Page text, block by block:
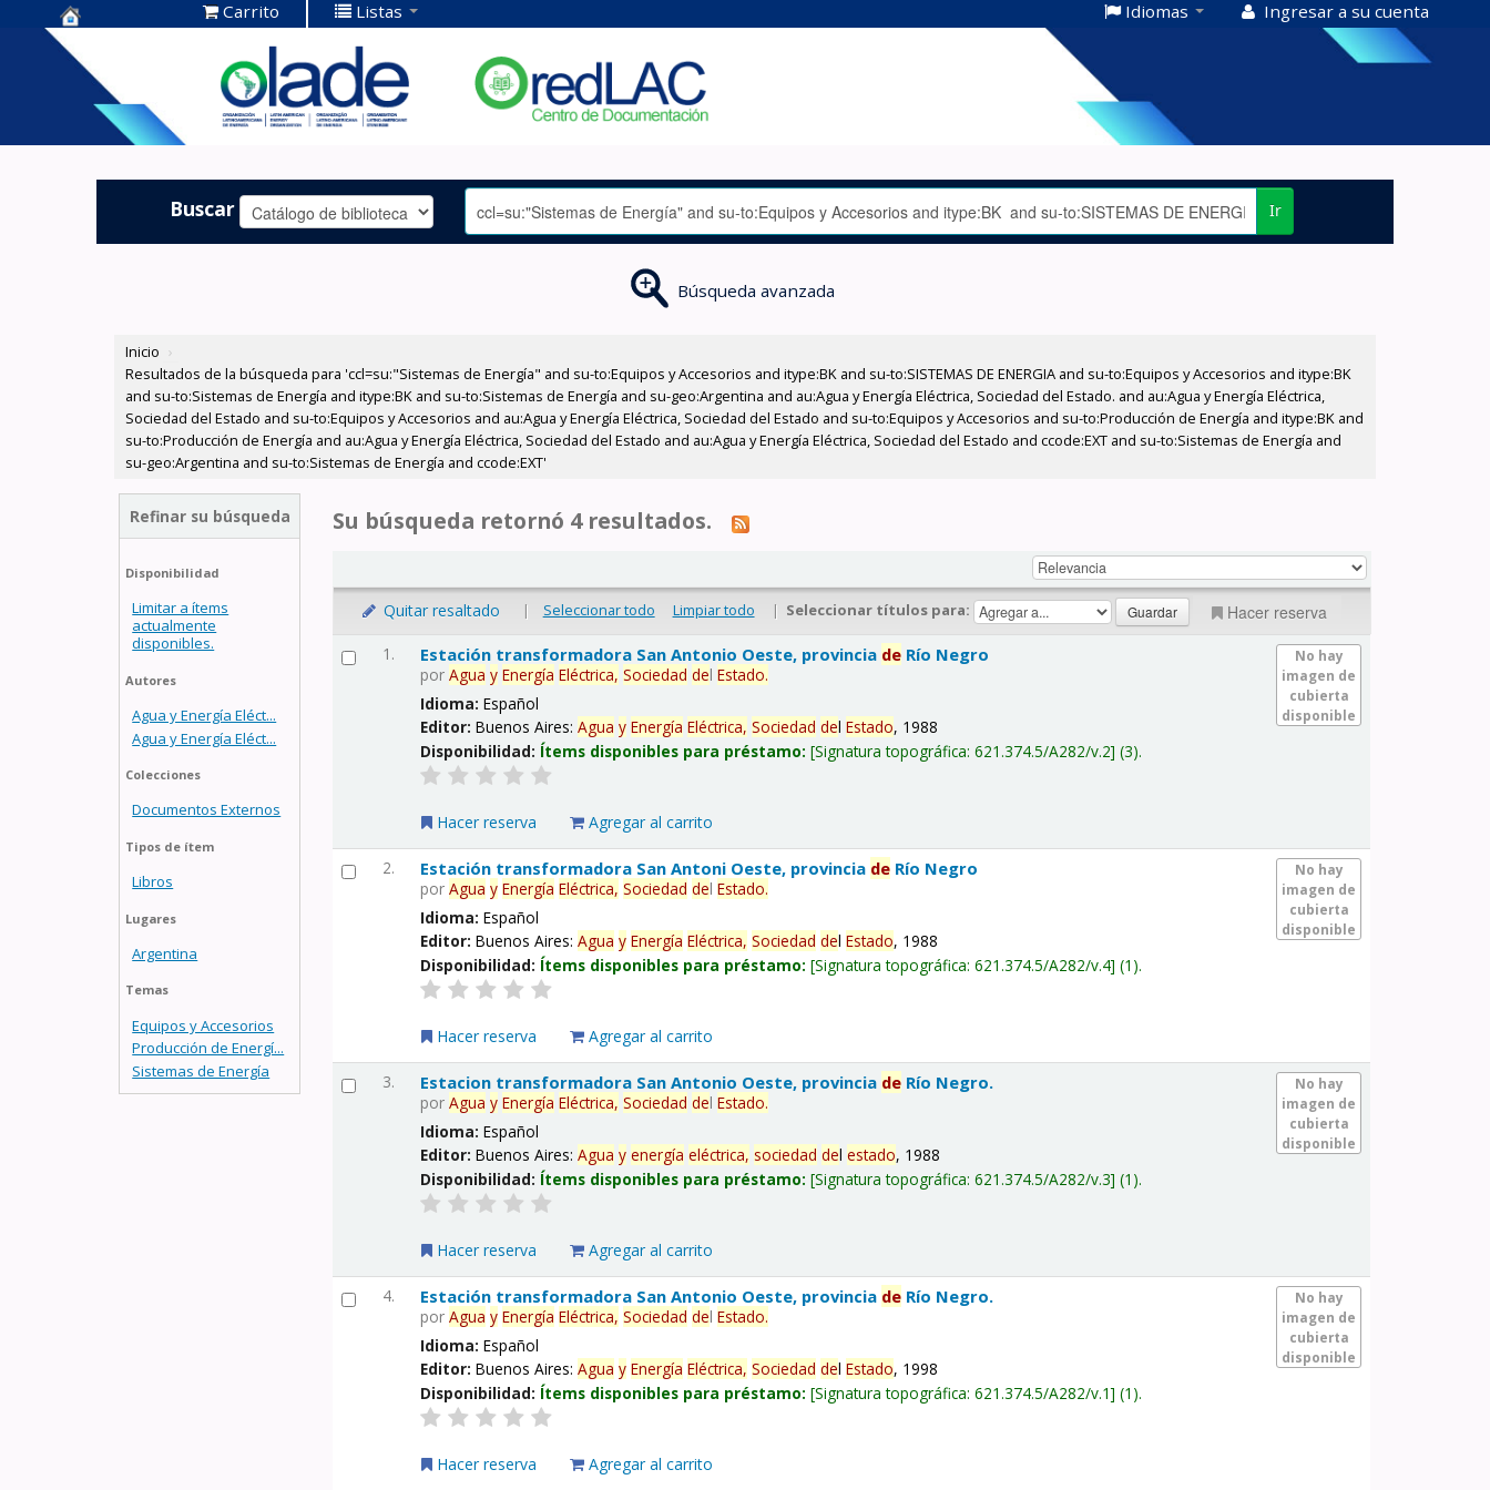
Centro de
Documentación
OLADE -
Carrito Listas Idiomas Ingresar a su cuenta
Buscar Ir
Búsqueda avanzada
Inicio ›
Resultados de la búsqueda para 'ccl=su:"Sistemas de Energía" and su-to:Equipos y Accesorios and itype:BK and su-to:SISTEMAS DE ENERGIA and su-to:Equipos y Accesorios and itype:BK
and su-to:Sistemas de Energía and itype:BK and su-to:Sistemas de Energía and su-geo:Argentina and au:Agua y Energía Eléctrica, Sociedad del Estado. and au:Agua y Energía Eléctrica,
Sociedad del Estado and su-to:Equipos y Accesorios and au:Agua y Energía Eléctrica, Sociedad del Estado and su-to:Equipos y Accesorios and su-to:Producción de Energía and itype:BK and
su-to:Producción de Energía and au:Agua y Energía Eléctrica, Sociedad del Estado and au:Agua y Energía Eléctrica, Sociedad del Estado and ccode:EXT and su-to:Sistemas de Energía and
su-geo:Argentina and su-to:Sistemas de Energía and ccode:EXT'
Refinar su búsqueda
Disponibilidad
Limitar a ítems
actualmente
disponibles.
Autores
Agua y Energía Eléct...
Agua y Energía Eléct...
Colecciones
Documentos Externos
Tipos de ítem
Libros
Lugares
Argentina
Temas
Equipos y Accesorios
Producción de Energí...
Sistemas de Energía
Su búsqueda retornó 4 resultados.
Quitar resaltado | Seleccionar todo Limpiar todo | Seleccionar títulos para: Hacer reserva
1.
No hay
imagen de
cubierta
disponible
Estación transformadora San Antonio Oeste, provincia de Río Negro
porAgua y Energía Eléctrica, Sociedad delEstado.
Idioma:Español
Editor:Buenos Aires:Agua y Energía Eléctrica, Sociedad delEstado, 1988
Disponibilidad: Ítems disponibles para préstamo: Signatura topográfica:621.374.5/A282/v.2 (3).
Hacer reserva Agregar al carrito
2.
No hay
imagen de
cubierta
disponible
Estación transformadora San Antoni Oeste, provincia de Río Negro
porAgua y Energía Eléctrica, Sociedad delEstado.
Idioma:Español
Editor:Buenos Aires:Agua y Energía Eléctrica, Sociedad delEstado, 1988
Disponibilidad: Ítems disponibles para préstamo: Signatura topográfica:621.374.5/A282/v.4 (1).
Hacer reserva Agregar al carrito
3.
No hay
imagen de
cubierta
disponible
Estacion transformadora San Antonio Oeste, provincia de Río Negro.
porAgua y Energía Eléctrica, Sociedad delEstado.
Idioma:Español
Editor:Buenos Aires:Agua y energía eléctrica, sociedad delestado, 1988
Disponibilidad: Ítems disponibles para préstamo: Signatura topográfica:621.374.5/A282/v.3 (1).
Hacer reserva Agregar al carrito
4.
No hay
imagen de
cubierta
disponible
Estación transformadora San Antonio Oeste, provincia de Río Negro.
porAgua y Energía Eléctrica, Sociedad delEstado.
Idioma:Español
Editor:Buenos Aires:Agua y Energía Eléctrica, Sociedad delEstado, 1998
Disponibilidad: Ítems disponibles para préstamo: Signatura topográfica:621.374.5/A282/v.1 (1).
Hacer reserva Agregar al carrito